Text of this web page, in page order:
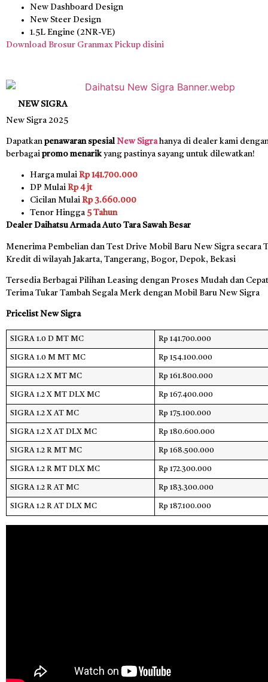
New Dashboard Design
New Steer Design
1.5L Engine (2NR-VE)
Download Brosur Granmax Pickup disini
NEW SIGRA
New Sigra 2025
Dapatkan penawaran spesial New Sigrahanya di dealer kami
berbagai promo menarik yang pastinya sayang untuk dilewatkan!
Harga mulai Rp 141.700.000
DP Mulai Rp 4 jt
Cicilan Mulai Rp 3.660.000
Tenor Hingga 5 Tahun
Dealer Daihatsu Armada Auto Tara Sawah Besar
Menerima Pembelian dan Test Drive Mobil Baru New Sigra secara
Kredit di wilayah Jakarta, Tangerang, Bogor, Depok, Bekasi
Tersedia Berbagai Pilihan Leasing dengan Proses Mudah dan
Terima Tukar Tambah Segala Merk dengan Mobil Baru New Sigra
Pricelist New Sigra
SIGRA 1.0 D MT MC Rp 141.700.000
SIGRA 1.0 M MT MC Rp 154.100.000
SIGRA 1.2 X MT MC Rp 161.800.000
SIGRA 1.2 X MT DLX MC Rp 167.400.000
SIGRA 1.2 X AT MC Rp 175.100.000
SIGRA 1.2 X AT DLX MC Rp 180.600.000
SIGRA 1.2 R MT MC Rp 168.500.000
SIGRA 1.2 R MT DLX MC Rp 172.300.000
SIGRA 1.2 R AT MC Rp 183.300.000
SIGRA 1.2 R AT DLX MC Rp 187.100.000